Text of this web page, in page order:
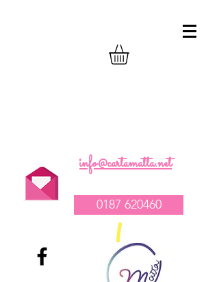
vendita tovagliato per feste
info@cartamatta.net
0187 620460